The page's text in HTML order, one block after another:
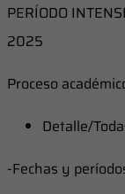
PERÍODO
2025
Proceso
Detalle/
-Fechas y